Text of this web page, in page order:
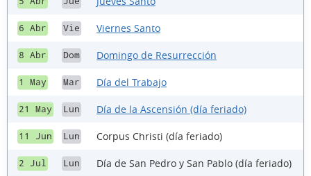
6 Abr Vie Viernes Santo
8 Abr Dom Domingo de Resurrección
1 May Mar Día del Trabajo
21 May Lun Día de la Ascensión (día feriado)
11 Jun Lun Corpus Christi (día feriado)
2 Jul Lun Día de San Pedro y San Pablo (día feriado)